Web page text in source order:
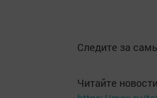
Следите за
Читайте